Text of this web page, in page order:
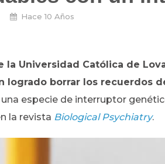
Hace 10 Años
la Universidad Católica de
logrado borrar los recuerdos
especie de interruptor
la revista Biological Psychiatry.